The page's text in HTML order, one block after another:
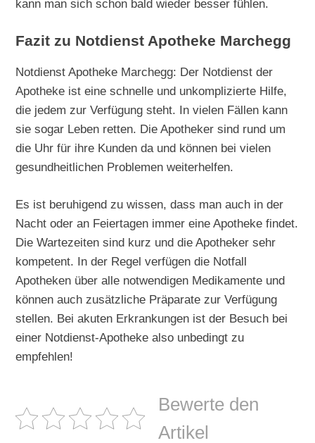
kann man sich schon bald wieder besser fühlen.
Fazit zu Notdienst Apotheke Marchegg
Notdienst Apotheke Marchegg: Der Notdienst der
Apotheke ist eine schnelle und unkomplizierte Hilfe,
die jedem zur Verfügung steht. In vielen Fällen kann
sie sogar Leben retten. Die Apotheker sind rund um
die Uhr für ihre Kunden da und können bei vielen
gesundheitlichen Problemen weiterhelfen.
Es ist beruhigend zu wissen, dass man auch in der
Nacht oder an Feiertagen immer eine Apotheke findet.
Die Wartezeiten sind kurz und die Apotheker sehr
kompetent. In der Regel verfügen die Notfall
Apotheken über alle notwendigen Medikamente und
können auch zusätzliche Präparate zur Verfügung
stellen. Bei akuten Erkrankungen ist der Besuch bei
einer Notdienst-Apotheke also unbedingt zu
empfehlen!
Bewerte den
Artikel